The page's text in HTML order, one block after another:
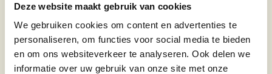
Deze website maakt gebruik van cookies
We gebruiken cookies om content en advertenties te
personaliseren, om functies voor social media te bieden
en om ons websiteverkeer te analyseren. Ook delen we
informatie over uw gebruik van onze site met onze